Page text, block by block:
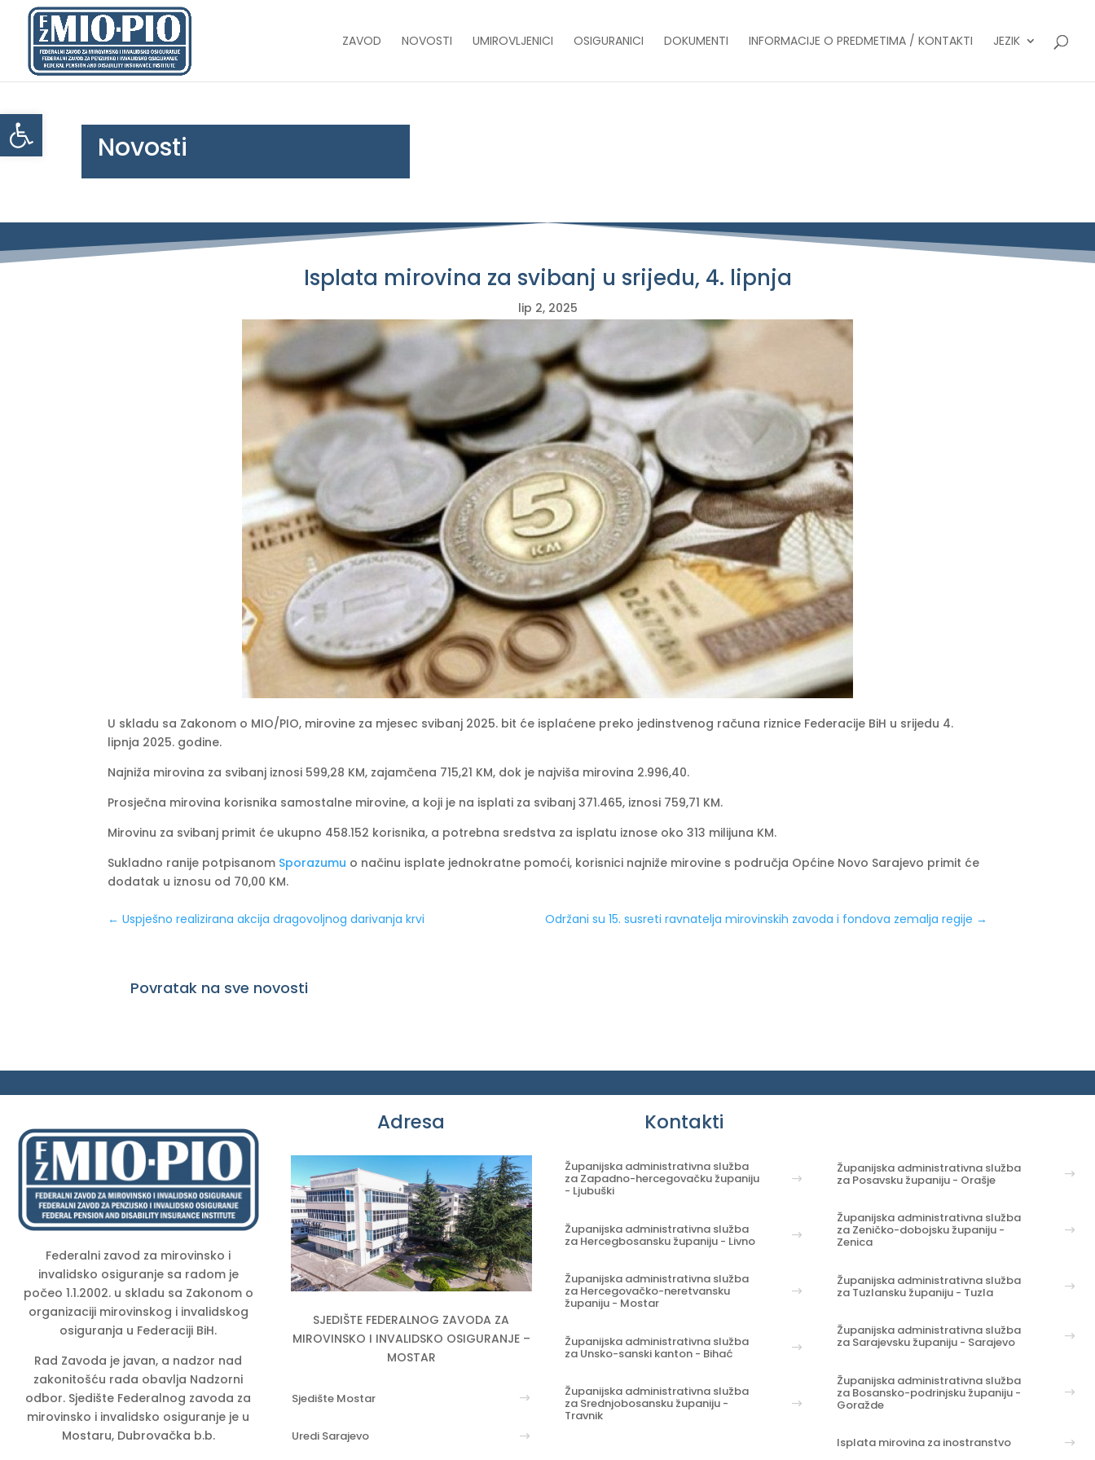
Open toolbar
ZAVOD NOVOSTI UMIROVLJENICI OSIGURANICI DOKUMENTI INFORMACIJE O PREDMETIMA / KONTAKTI JEZIK
Novosti
Isplata mirovina za svibanj u srijedu, 4. lipnja
lip 2, 2025
U skladu sa Zakonom o MIO/PIO, mirovine za mjesec svibanj 2025. bit će isplaćene preko jedinstvenog računa riznice Federacije BiH u srijedu 4.
lipnja 2025. godine.
Najniža mirovina za svibanj iznosi 599,28 KM, zajamčena 715,21 KM, dok je najviša mirovina 2.996,40.
Prosječna mirovina korisnika samostalne mirovine, a koji je na isplati za svibanj 371.465, iznosi 759,71 KM.
Mirovinu za svibanj primit će ukupno 458.152 korisnika, a potrebna sredstva za isplatu iznose oko 313 milijuna KM.
Sukladno ranije potpisanom Sporazumu o načinu isplate jednokratne pomoći, korisnici najniže mirovine s područja Općine Novo Sarajevo primit će
dodatak u iznosu od 70,00 KM.
← Uspješno realizirana akcija dragovoljnog darivanja krvi Održani su 15. susreti ravnatelja mirovinskih zavoda i fondova zemalja regije →
Povratak na sve novosti
Federalni zavod za mirovinsko i
invalidsko osiguranje sa radom je
počeo 1.1.2002. u skladu sa Zakonom o
organizaciji mirovinskog i invalidskog
osiguranja u Federaciji BiH.
Rad Zavoda je javan, a nadzor nad
zakonitošću rada obavlja Nadzorni
odbor. Sjedište Federalnog zavoda za
mirovinsko i invalidsko osiguranje je u
Mostaru, Dubrovačka b.b.
Adresa
SJEDIŠTE FEDERALNOG ZAVODA ZA
MIROVINSKO I INVALIDSKO OSIGURANJE –
MOSTAR
Sjedište Mostar
Uredi Sarajevo
Kontakti
Županijska administrativna služba
za Zapadno-hercegovačku županiju
- Ljubuški
Županijska administrativna služba
za Hercegbosansku županiju - Livno
Županijska administrativna služba
za Hercegovačko-neretvansku
županiju - Mostar
Županijska administrativna služba
za Unsko-sanski kanton - Bihać
Županijska administrativna služba
za Srednjobosansku županiju -
Travnik
Županijska administrativna služba
za Posavsku županiju - Orašje
Županijska administrativna služba
za Zeničko-dobojsku županiju -
Zenica
Županijska administrativna služba
za Tuzlansku županiju - Tuzla
Županijska administrativna služba
za Sarajevsku županiju - Sarajevo
Županijska administrativna služba
za Bosansko-podrinjsku županiju -
Goražde
Isplata mirovina za inostranstvo